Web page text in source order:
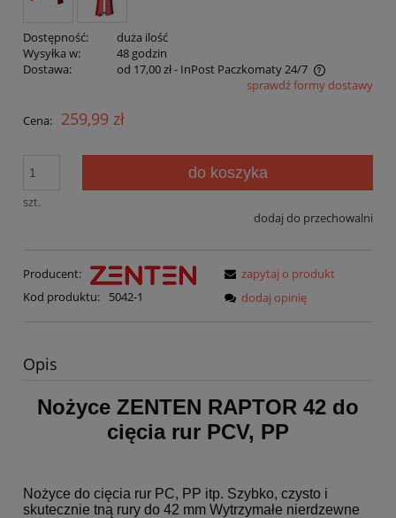
Dostępność:
duża ilość
Wysyłka w:
48 godzin
Dostawa:
od 17,00 zł- InPost Paczkomaty 24/7
Cena nie zawiera ewentualnych kosztów płatnościsprawdź formy dostawy
Cena: 259,99 zł
szt.
do koszyka
dodaj do przechowalni
Producent:
Kod produktu:
5042-1
zapytaj o produkt
dodaj opinię
Opis
Nożyce ZENTEN RAPTOR 42 do
cięcia rur PCV, PP
Nożyce do cięcia rur PC, PP itp. Szybko, czysto i
skutecznie tną rury do 42 mm Wytrzymałe nierdzewne